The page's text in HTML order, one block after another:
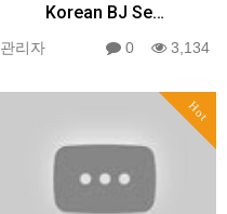
Korean BJ Se…
관리자 0 3,134
Hot